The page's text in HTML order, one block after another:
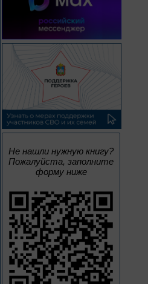
Не нашли нужную книгу?
Пожалуйста, заполните
форму ниже